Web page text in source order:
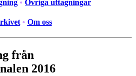
• Övriga uttagningar
• Om oss
från
2016